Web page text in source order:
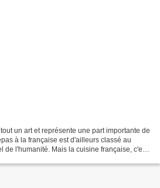
un art et représente une part importante de
à la française est d'ailleurs classé au
l'humanité. Mais la cuisine française, c'est